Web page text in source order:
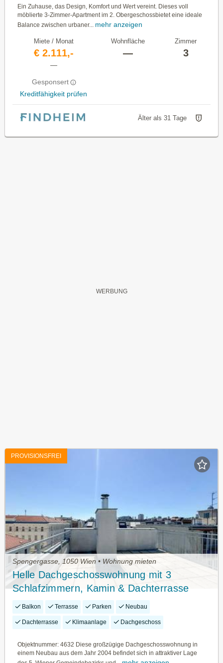
Ein Zuhause, das Design, Komfort und Wert vereint. Dieses voll
möblierte 3-Zimmer-Apartment im 2. Obergeschossbietet eine ideale
Balance zwischen urbaner... mehr anzeigen
Miete / Monat
€ 2.111,-
—
Gesponsert
Kreditfähigkeit prüfen
Wohnfläche
—
Zimmer
3
Älter als 31 Tage
PROVISIONSFREI
Spengergasse, 1050 Wien • Wohnung mieten
Helle Dachgeschosswohnung mit 3
Schlafzimmern, Kamin & Dachterrasse
Balkon Terrasse Parken Neubau
Dachterrasse Klimaanlage Dachgeschoss
Objektnummer: 4632 Diese großzügige Dachgeschosswohnung in
einem Neubau aus dem Jahr 2004 befindet sich in attraktiver Lage